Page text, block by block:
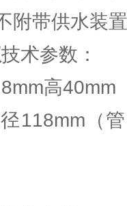
附带供水装
技术参数：
高40mm
118mm（